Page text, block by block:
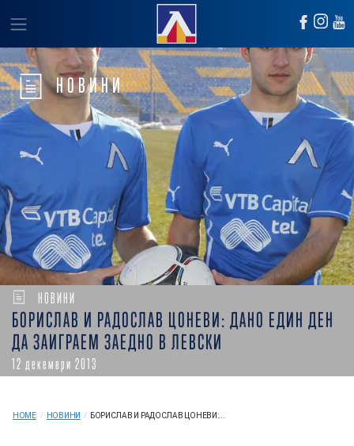
НОВИНИ
НОВИНИ
БОРИСЛАВ И РАДОСЛАВ ЦОНЕВИ: ДАНО ЕДИН ДЕН
ДА ЗАИГРАЕМ ЗАЕДНО В ЛЕВСКИ
12 декември 2013
HOME / НОВИНИ / БОРИСЛАВ И РАДОСЛАВ ЦОНЕВИ:...